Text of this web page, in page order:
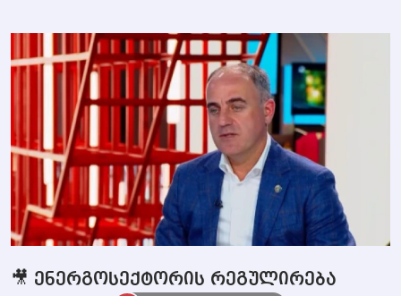
🎥 ენერგოსექტორის რეგულირება